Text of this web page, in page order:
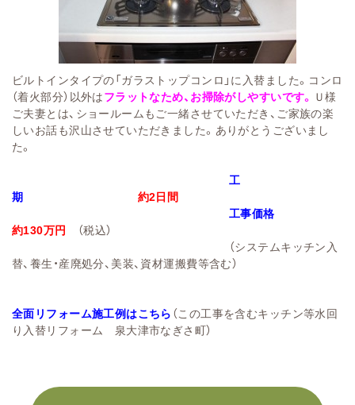
ビルトインタイプの「ガラストップコンロ」に入替ました。コンロ
（着火部分）以外はフラットなため、お掃除がしやすいです。 Ｕ様
ご夫妻とは、ショールームもご一緒させていただき、 ご家族の楽
しいお話も沢山させていただきました。 ありがとうございまし
た。
工
期
約2日間
工事価格
約130万円 （税込）
（システムキッチン入
替、養生・産廃処分、美装、資材運搬費等含む）
全面リフォーム施工例はこちら （この工事を含むキッチン等水回
り入替リフォーム 泉大津市なぎさ町）